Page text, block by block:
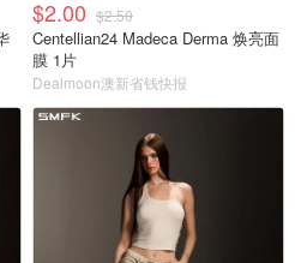
$2.00 $2.50
Centellian24 Madeca Derma 焕亮面
膜 1片
Dealmoon澳新省钱快报